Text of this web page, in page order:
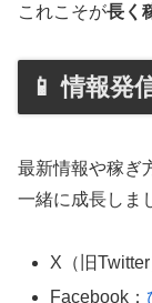
これこそが長く
📱 情報発
最新情報や稼ぎ
一緒に成長しま
X（旧Twitter
Facebook：